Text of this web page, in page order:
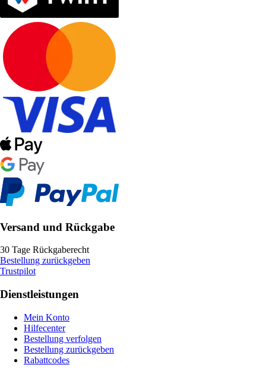
Versand und Rückgabe
30 Tage Rückgaberecht
Bestellung zurückgeben
Trustpilot
Dienstleistungen
Mein Konto
Hilfecenter
Bestellung verfolgen
Bestellung zurückgeben
Rabattcodes